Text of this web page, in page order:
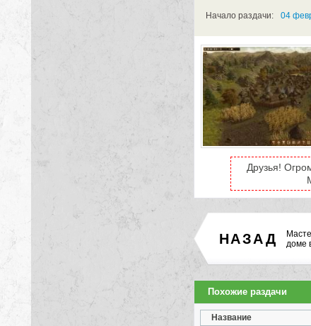
Начало раздачи: 04
Друзья!
НАЗАД
доме
Похожие раздачи
Название